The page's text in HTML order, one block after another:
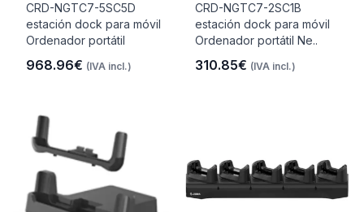
CRD-NGTC7-5SC5D
estación dock para móvil
Ordenador portátil
968.96€ (IVA incl.)
CRD-NGTC7-2SC1B
estación dock para móvil
Ordenador portátil Ne..
310.85€ (IVA incl.)